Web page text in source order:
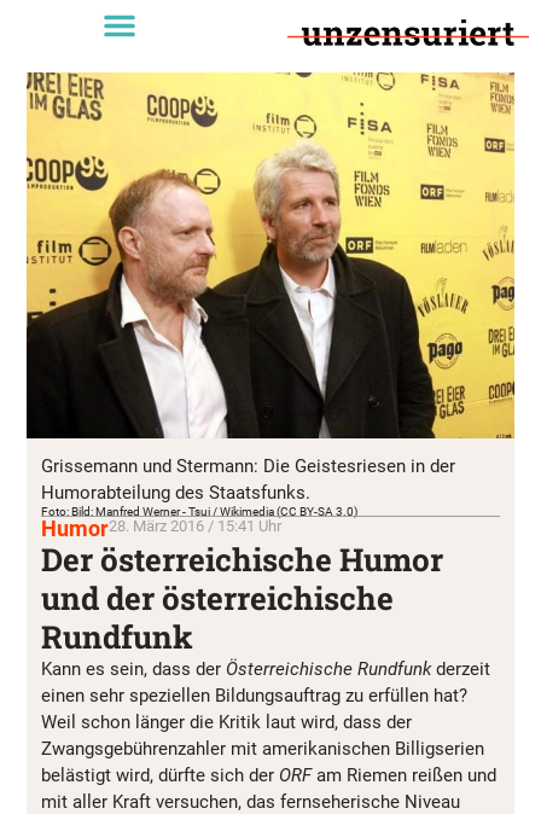
Grissemann und Stermann: Die Geistesriesen in der
Humorabteilung des Staatsfunks.
Foto: Bild: Manfred Werner - Tsui / Wikimedia (CC BY-SA 3.0)
Humor28. März 2016 / 15:41 Uhr
Der österreichische Humor
und der österreichische
Rundfunk
Kann es sein, dass der Österreichische Rundfunkderzeit
einen sehr speziellen Bildungsauftrag zu erfüllen hat?
Weil schon länger die Kritik laut wird, dass der
Zwangsgebührenzahler mit amerikanischen Billigserien
belästigt wird, dürfte sich der ORFam Riemen reißen und
mit aller Kraft versuchen, das fernseherische Niveau